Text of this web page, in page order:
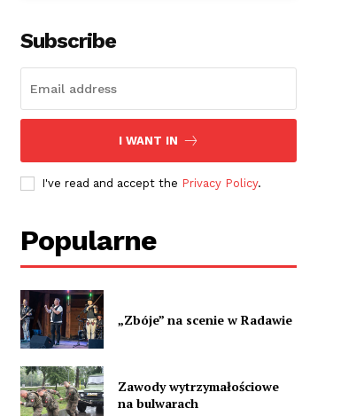
Subscribe
I WANT IN
I've read and accept the Privacy Policy.
Popularne
„Zbóje” na scenie w Radawie
Zawody wytrzymałościowe
na bulwarach